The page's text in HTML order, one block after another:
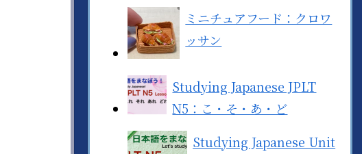
ミニチュアフード：クロワ
ッサン
Studying Japanese JPLT
N5：こ・そ・あ・ど
Studying Japanese Unit